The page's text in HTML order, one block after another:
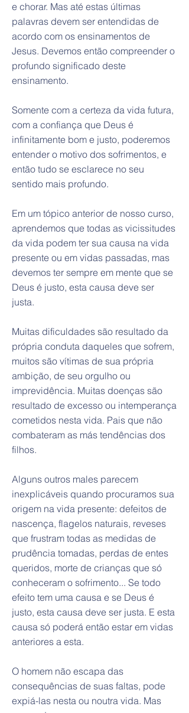
e chorar. Mas até estas últimas
palavras devem ser entendidas de
acordo com os ensinamentos de
Jesus. Devemos então compreender o
profundo significado deste
ensinamento.
Somente com a certeza da vida futura,
com a confiança que Deus é
infinitamente bom e justo, poderemos
entender o motivo dos sofrimentos, e
então tudo se esclarece no seu
sentido mais profundo.
Em um tópico anterior de nosso curso,
aprendemos que todas as vicissitudes
da vida podem ter sua causa na vida
presente ou em vidas passadas, mas
devemos ter sempre em mente que se
Deus é justo, esta causa deve ser
justa.
Muitas dificuldades são resultado da
própria conduta daqueles que sofrem,
muitos são vítimas de sua própria
ambição, de seu orgulho ou
imprevidência. Muitas doenças são
resultado de excesso ou intemperança
cometidos nesta vida. Pais que não
combateram as más tendências dos
filhos.
Alguns outros males parecem
inexplicáveis quando procuramos sua
origem na vida presente: defeitos de
nascença, flagelos naturais, reveses
que frustram todas as medidas de
prudência tomadas, perdas de entes
queridos, morte de crianças que só
conheceram o sofrimento... Se todo
efeito tem uma causa e se Deus é
justo, esta causa deve ser justa. E esta
causa só poderá então estar em vidas
anteriores a esta.
O homem não escapa das
consequências de suas faltas, pode
expiá-las nesta ou noutra vida. Mas